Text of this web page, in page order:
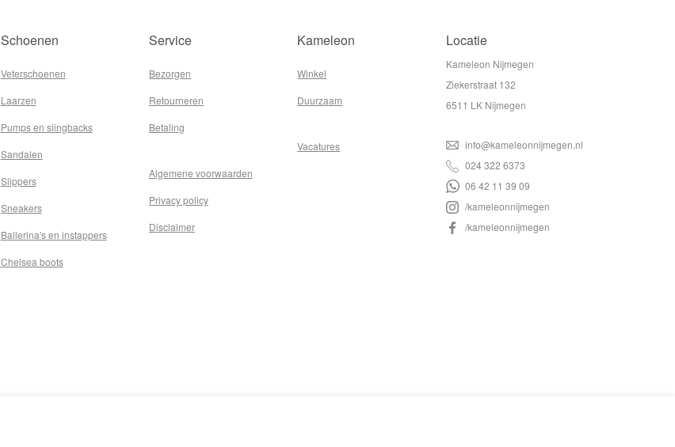
Schoenen
Veterschoenen
Laarzen
Pumps en slingbacks
Sandalen
Slippers
Sneakers
Ballerina's en instappers
Chelsea boots
Service
Bezorgen
Retourneren
Betaling
Algemene voorwaarden
Privacy policy
Disclaimer
Kameleon
Winkel
Duurzaam
Vacatures
Locatie
Kameleon Nijmegen
Ziekerstraat 132
6511 LK Nijmegen
info@kameleonnijmegen.nl
024 322 6373
06 42 11 39 09
/kameleonnijmegen
/kameleonnijmegen